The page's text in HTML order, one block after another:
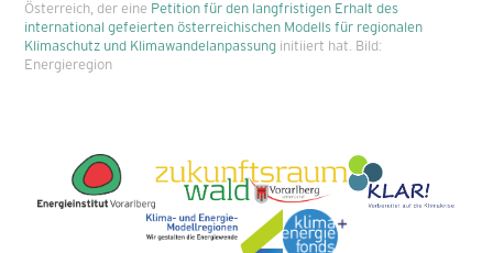
Österreich, der eine Petition für den langfristigen Erhalt des
international gefeierten österreichischen Modells für regionalen
Klimaschutz und Klimawandelanpassung initiiert hat. Bild:
Energieregion